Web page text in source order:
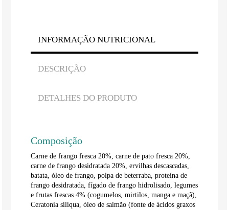
INFORMAÇÃO NUTRICIONAL
DESCRIÇÃO
DETALHES DO PRODUTO
Composição
Carne de frango fresca 20%, carne de pato fresca 20%,
carne de frango desidratada 20%, ervilhas descascadas,
batata, óleo de frango, polpa de beterraba, proteína de
frango desidratada, fígado de frango hidrolisado, legumes
e frutas frescas 4% (cogumelos, mirtilos, manga e maçã),
Ceratonia siliqua, óleo de salmão (fonte de ácidos graxos